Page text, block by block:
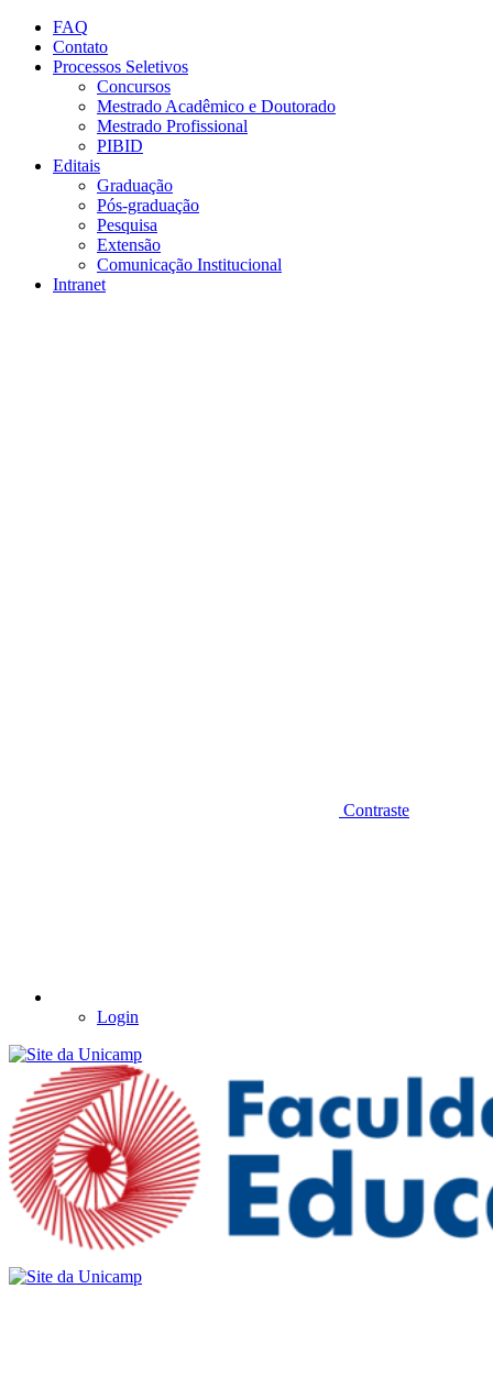
Conteúdo principal
FAQ
Contato
Processos Seletivos
Concursos
Mestrado Acadêmico e Doutorado
Mestrado Profissional
PIBID
Editais
Graduação
Pós-graduação
Pesquisa
Extensão
Comunicação Institucional
Intranet
Contraste
Login